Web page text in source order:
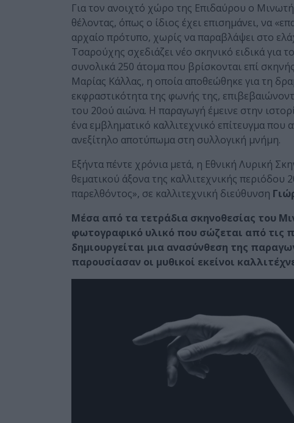
Για τον ανοιχτό χώρο της Επιδαύρου ο
θέλοντας, όπως ο ίδιος έχει επισημάνει, να
αρχαίο πρότυπο, χωρίς να παραβλάψει στο
Τσαρούχης σχεδιάζει νέο σκηνικό ειδικά για
συνολικά 250 άτομα που βρίσκονται επί
Μαρίας Κάλλας, η οποία αποθεώθηκε για τη
εκφραστικότητα της φωνής της,
του 20ού αιώνα. Η παραγωγή έμεινε στην
ένα εμβληματικό καλλιτεχνικό επίτευγμα που
ανεξίτηλο αποτύπωμα στη συλλογική μνήμη.
Εξήντα πέντε χρόνια μετά, η Εθνική Λυρική
θεματικού άξονα της καλλιτεχνικής
παρελθόντος», σε καλλιτεχνική διεύθυνση
Μέσα από τα τετράδια σκηνοθεσίας του
φωτογραφικό υλικό που σώζεται από τις
δημιουργείται μια ανασύνθεση της
παρουσίασαν οι μυθικοί εκείνοι